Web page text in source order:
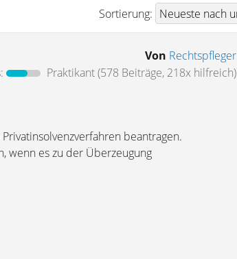
Sortierung:
Von Rechtspfleger
Praktikant(578 Beiträge, 218x hilfreich)
beantragen.
wenn es zu der Überzeugung